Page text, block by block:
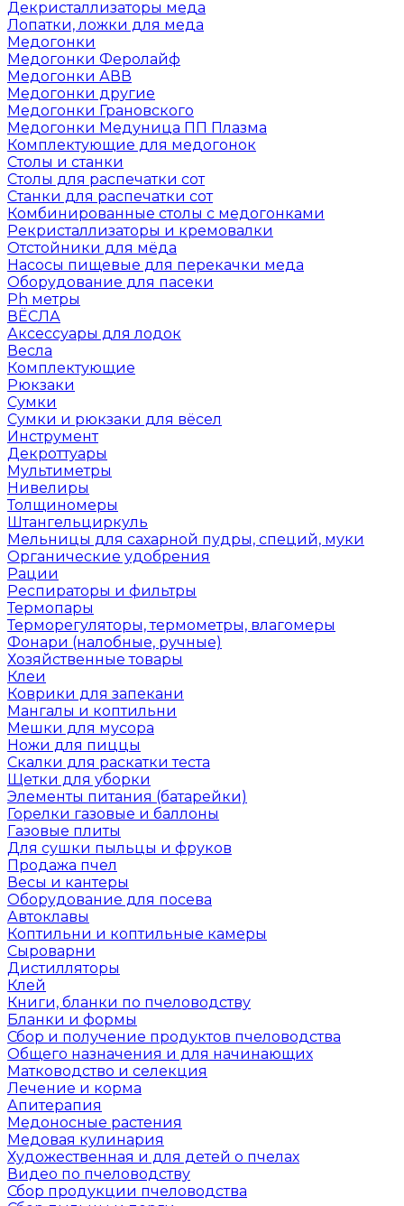
Декристаллизаторы меда
Лопатки, ложки для меда
Медогонки
Медогонки Феролайф
Медогонки АВВ
Медогонки другие
Медогонки Грановского
Медогонки Медуница ПП Плазма
Комплектующие для медогонок
Столы и станки
Столы для распечатки сот
Станки для распечатки сот
Комбинированные столы с медогонками
Рекристаллизаторы и кремовалки
Отстойники для мёда
Насосы пищевые для перекачки меда
Оборудование для пасеки
Ph метры
ВЁСЛА
Аксессуары для лодок
Весла
Комплектующие
Рюкзаки
Сумки
Сумки и рюкзаки для вёсел
Инструмент
Декроттуары
Мультиметры
Нивелиры
Толщиномеры
Штангельциркуль
Мельницы для сахарной пудры, специй, муки
Органические удобрения
Рации
Респираторы и фильтры
Термопары
Терморегуляторы, термометры, влагомеры
Фонари (налобные, ручные)
Хозяйственные товары
Клеи
Коврики для запекани
Мангалы и коптильни
Мешки для мусора
Ножи для пиццы
Скалки для раскатки теста
Щетки для уборки
Элементы питания (батарейки)
Горелки газовые и баллоны
Газовые плиты
Для сушки пыльцы и фруков
Продажа пчел
Весы и кантеры
Оборудование для посева
Автоклавы
Коптильни и коптильные камеры
Сыроварни
Дистилляторы
Клей
Книги, бланки по пчеловодству
Бланки и формы
Сбор и получение продуктов пчеловодства
Общего назначения и для начинающих
Матководство и селекция
Лечение и корма
Апитерапия
Медоносные растения
Медовая кулинария
Художественная и для детей о пчелах
Видео по пчеловодству
Сбор продукции пчеловодства